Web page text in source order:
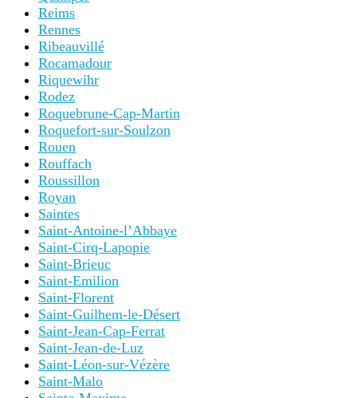
Reims
Rennes
Ribeauvillé
Rocamadour
Riquewihr
Rodez
Roquebrune-Cap-Martin
Roquefort-sur-Soulzon
Rouen
Rouffach
Roussillon
Royan
Saintes
Saint-Antoine-l’Abbaye
Saint-Cirq-Lapopie
Saint-Brieuc
Saint-Emilion
Saint-Florent
Saint-Guilhem-le-Désert
Saint-Jean-Cap-Ferrat
Saint-Jean-de-Luz
Saint-Léon-sur-Vézère
Saint-Malo